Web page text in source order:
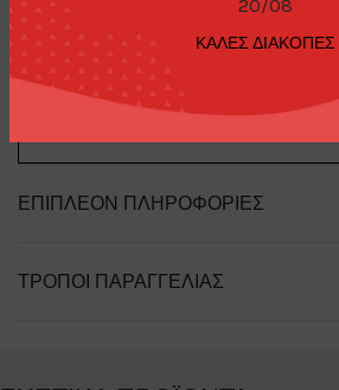
20/08
ΚΑΛΕΣ ΔΙΑΚΟΠΕΣ
Bentley Continental GT Speed 2022
ΕΠΙΠΛΈΟΝ ΠΛΗΡΟΦΟΡΊΕΣ
ΤΡΌΠΟΙ ΠΑΡΑΓΓΕΛΊΑΣ